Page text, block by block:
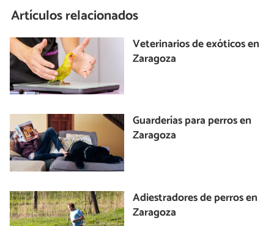
Artículos relacionados
Veterinarios de exóticos en
Zaragoza
Guarderías para perros en
Zaragoza
Adiestradores de perros en
Zaragoza